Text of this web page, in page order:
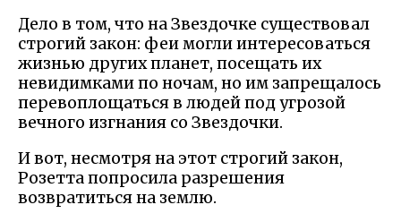
Дело в том, что на Звездочке существовал
строгий закон: феи могли интересоваться
жизнью других планет, посещать их
невидимками по ночам, но им запрещалось
перевоплощаться в людей под угрозой
вечного изгнания со Звездочки.
И вот, несмотря на этот строгий закон,
Розетта попросила разрешения
возвратиться на землю.